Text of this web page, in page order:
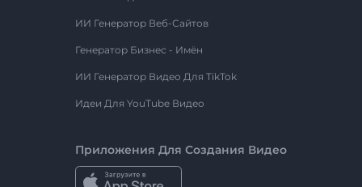
ИИ Генератор Веб-Сайтов
Генератор Бизнес - Имён
ИИ Генератор Видео Для TikTok
Идеи Для YouTube Видео
Приложения Для Создания Видео